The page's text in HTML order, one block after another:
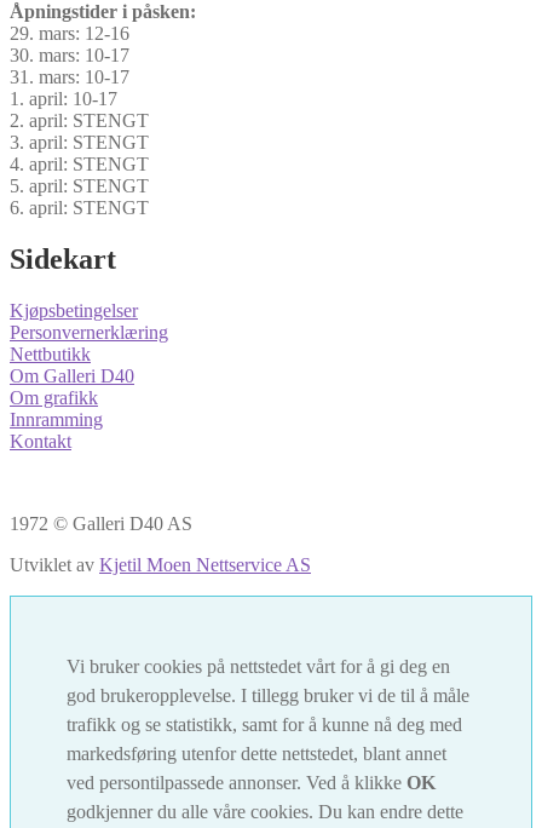
Åpningstider i påsken:
29. mars: 12-16
30. mars: 10-17
31. mars: 10-17
1. april: 10-17
2. april: STENGT
3. april: STENGT
4. april: STENGT
5. april: STENGT
6. april: STENGT
Sidekart
Kjøpsbetingelser
Personvernerklæring
Nettbutikk
Om Galleri D40
Om grafikk
Innramming
Kontakt
1972 © Galleri D40 AS
Utviklet av Kjetil Moen Nettservice AS
Vi bruker cookies på nettstedet vårt for å gi deg en
god brukeropplevelse. I tillegg bruker vi de til å måle
trafikk og se statistikk, samt for å kunne nå deg med
markedsføring utenfor dette nettstedet, blant annet
ved persontilpassede annonser. Ved å klikke OK
godkjenner du alle våre cookies. Du kan endre dette